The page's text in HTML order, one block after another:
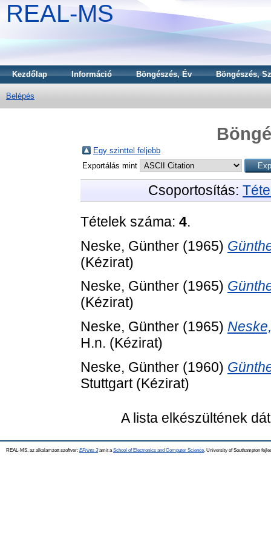
REAL-MS
Kezdőlap Információ Böngészés, Év Böngészés,
Belépés
Egy szinttel feljebb
Exportálás mint
Csoportosítás:
Tételek száma: 4.
Neske, Günther (1965)
(Kézirat)
Neske, Günther (1965)
(Kézirat)
Neske, Günther (1965)
H.n. (Kézirat)
Neske, Günther (1960)
Stuttgart (Kézirat)
A lista elkészültének
REAL-MS, az alkalamzott szoftver: EPrints 3amit a School of Electronics and Computer Science , University of Southampton